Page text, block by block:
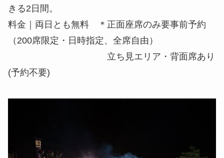
きる2⽇間。
料⾦｜両⽇とも無料 ＊正⾯座席のみ要事前予約
（200席限定・⽇時指定、全席⾃由）
⽴ち⾒エリア・背⾯席あり
(予約不要)